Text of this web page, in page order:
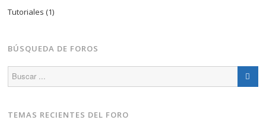
Tutoriales (1)
BÚSQUEDA DE FOROS
TEMAS RECIENTES DEL FORO